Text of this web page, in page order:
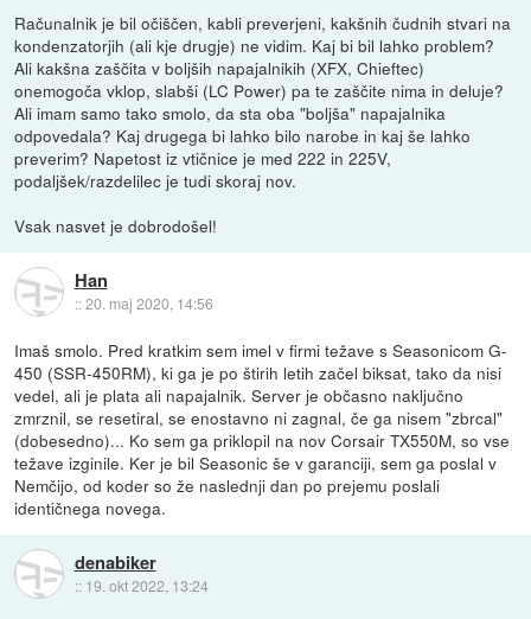
Računalnik je bil očiščen, kabli preverjeni, kakšnih čudnih stvari na
kondenzatorjih (ali kje drugje) ne vidim. Kaj bi bil lahko problem?
Ali kakšna zaščita v boljših napajalnikih (XFX, Chieftec)
onemogoča vklop, slabši (LC Power) pa te zaščite nima in deluje?
Ali imam samo tako smolo, da sta oba "boljša" napajalnika
odpovedala? Kaj drugega bi lahko bilo narobe in kaj še lahko
preverim? Napetost iz vtičnice je med 222 in 225V,
podaljšek/razdelilec je tudi skoraj nov.
Vsak nasvet je dobrodošel!
Han
::20. maj 2020, 14:56
Imaš smolo. Pred kratkim sem imel v firmi težave s Seasonicom G-
450 (SSR-450RM), ki ga je po štirih letih začel biksat, tako da nisi
vedel, ali je plata ali napajalnik. Server je občasno naključno
zmrznil, se resetiral, se enostavno ni zagnal, če ga nisem "zbrcal"
(dobesedno)... Ko sem ga priklopil na nov Corsair TX550M, so vse
težave izginile. Ker je bil Seasonic še v garanciji, sem ga poslal v
Nemčijo, od koder so že naslednji dan po prejemu poslali
identičnega novega.
denabiker
:: 19. okt 2022, 13:24